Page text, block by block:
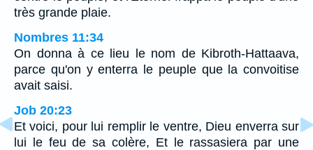
très grande plaie.
Nombres 11:34
On donna à ce lieu le nom de Kibroth-Hattaava,
parce qu'on y enterra le peuple que la convoitise
avait saisi.
Job 20:23
Et voici, pour lui remplir le ventre, Dieu enverra sur
lui le feu de sa colère, Et le rassasiera par une